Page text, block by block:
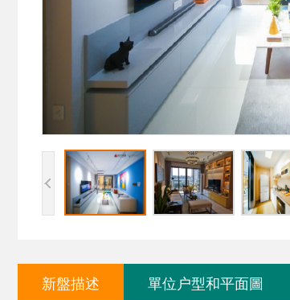
新盤描述 單位户型和平面圖